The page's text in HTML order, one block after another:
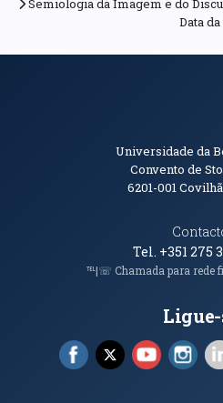
Semiologia da Imagem e do
Data
Informações de
Universidade da
Convento de
6201-001
Tel. +351 275
℡|☏ Chamada para rede
Ligue-
Facebook (abre em
X (abre em
YouTube